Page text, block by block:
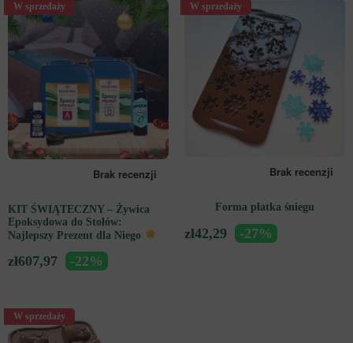
W sprzedaży
KIT ŚWIĄTECZNY – Żywica
Epoksydowa do Stołów:
Najlepszy Prezent dla Niego
zł607,97 -22%
W sprzedaży
Forma płatka śniegu
zł42,29 -27%
W sprzedaży